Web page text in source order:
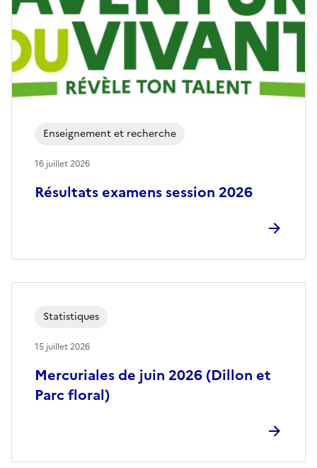
Résultats examens session 2026
Enseignement et recherche
16 juillet 2026
Mercuriales de juin 2026 (Dillon et
Parc floral)
Statistiques
15 juillet 2026